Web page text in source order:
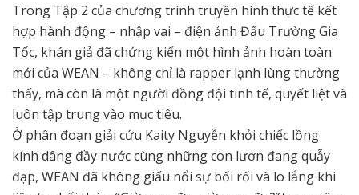
Trong Tập 2 của chương trình truyền hình thực tế kết
hợp hành động – nhập vai – điện ảnh Đấu Trường Gia
Tốc, khán giả đã chứng kiến một hình ảnh hoàn toàn
mới của WEAN – không chỉ là rapper lạnh lùng thường
thấy, mà còn là một người đồng đội tinh tế, quyết liệt và
luôn tập trung vào mục tiêu.
Ở phân đoạn giải cứu Kaity Nguyễn khỏi chiếc lồng
kính dâng đầy nước cùng những con lươn đang quẫy
đạp, WEAN đã không giấu nổi sự bối rối và lo lắng khi